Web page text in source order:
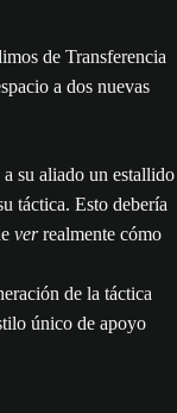
de Transferencia
a dos nuevas
su aliado un estallido
táctica. Esto debería
verrealmente cómo
de la táctica
único de apoyo